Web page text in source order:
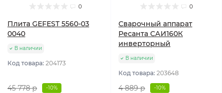
0
Плита GEFEST 5560-03
0040
В наличии
Код товара: 204173
45 778 р -10%
0
Сварочный аппарат
Ресанта САИ160К
инверторный
В наличии
Код товара: 203648
4 889 р -10%